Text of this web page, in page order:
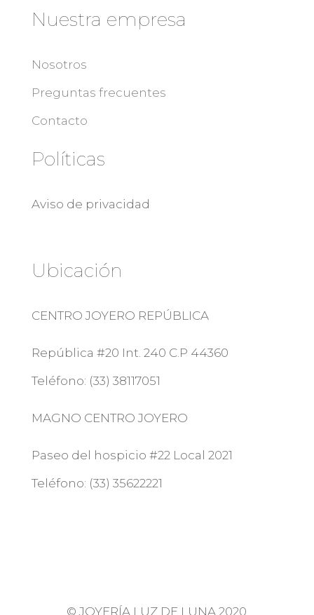
Nuestra empresa
Nosotros
Preguntas frecuentes
Contacto
Políticas
Aviso de privacidad
Ubicación
CENTRO JOYERO REPÚBLICA
República #20 Int. 240 C.P 44360
Teléfono: (33) 38117051
MAGNO CENTRO JOYERO
Paseo del hospicio #22 Local 2021
Teléfono: (33) 35622221
©JOYERÍA LUZ DE LUNA 2020